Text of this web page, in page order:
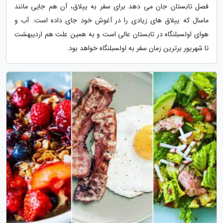
فصل تابستان جان می دهد برای سفر به ییلاق، آن هم جایی مانند
ماسال که ییلاق های زیادی را در آغوش خود جای داده است. آب و
هوای اولسبلنگاه در تابستان عالی است و به همین علت هم اردیبهشت
تا شهریور برترین زمان سفر به اولسبلنگاه خواهد بود.